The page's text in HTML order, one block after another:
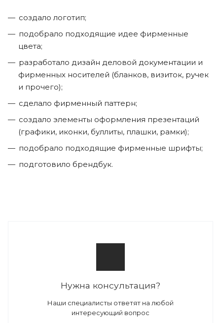
создало логотип;
подобрало подходящие идее фирменные
цвета;
разработало дизайн деловой документации и
фирменных носителей (бланков, визиток, ручек
и прочего);
сделало фирменный паттерн;
создало элементы оформления презентаций
(графики, иконки, буллиты, плашки, рамки);
подобрало подходящие фирменные шрифты;
подготовило брендбук.
Нужна консультация?
Наши специалисты ответят на любой
интересующий вопрос